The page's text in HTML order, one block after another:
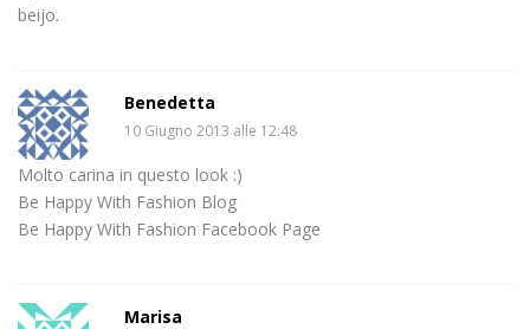
beijo.
Benedetta
10 Giugno 2013 alle 12:48
Molto carina in questo look :)
Be Happy With Fashion Blog
Be Happy With Fashion Facebook Page
Marisa